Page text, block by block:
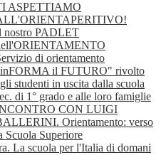
ASPETTIAMO
nostro PADLET
di orientamento
il FUTURO" rivolto
studenti in uscita dalla scuola
di 1° grado e alle loro famiglie
CON LUIGI
Orientamento: verso
Scuola Superiore
La scuola per l'Italia di domani